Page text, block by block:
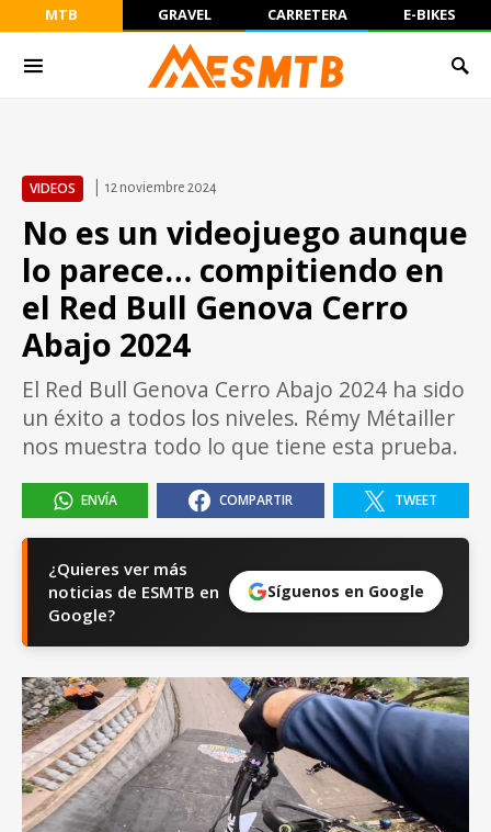
MTB GRAVEL CARRETERA E-BIKES
VIDEOS 12 noviembre 2024
No es un videojuego aunque
lo parece… compitiendo en
el Red Bull Genova Cerro
Abajo 2024
El Red Bull Genova Cerro Abajo 2024 ha sido
un éxito a todos los niveles. Rémy Métailler
nos muestra todo lo que tiene esta prueba.
ENVÍA COMPARTIR TWEET
¿Quieres ver más
noticias de ESMTB en
Google?
Síguenos en Google